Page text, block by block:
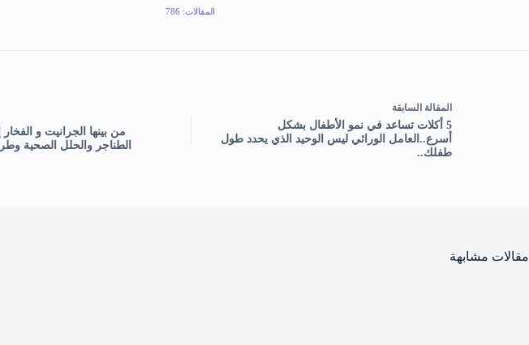
المقالات: 786
المقالة السابقة
5 أكلات تساعد في نمو الأطفال بشكل
أسرع..العامل الوراثي ليس الوحيد الذي يحدد طول
طفلك..
الطناجر والحلل الصحية
مقالات مشابهة